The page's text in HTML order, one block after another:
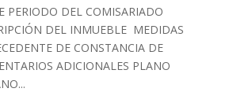
PERIODO DEL COMISARIADO
DEL INMUEBLE MEDIDAS
DE CONSTANCIA DE
ADICIONALES PLANO